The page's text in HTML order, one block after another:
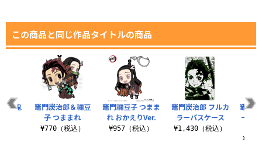
この商品と同じ作品タイトルの商品
竈門禰豆子 つまま
れ おかえりVer.
¥957（税込）
竈門炭治郎 フルカ
ラーパスケース
¥1,430（税込）
竈門
ース
も鬼
竈門炭治郎＆禰豆
子 つままれ
¥770（税込）